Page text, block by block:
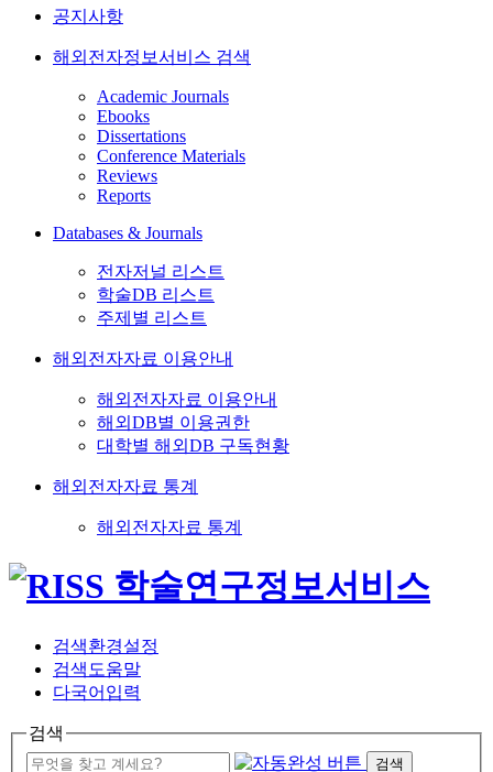
공지사항
해외전자정보서비스 검색
Academic Journals
Ebooks
Dissertations
Conference Materials
Reviews
Reports
Databases & Journals
전자저널 리스트
학술DB 리스트
주제별 리스트
해외전자자료 이용안내
해외전자자료 이용안내
해외DB별 이용권한
대학별 해외DB 구독현황
해외전자자료 통계
해외전자자료 통계
검색환경설정
검색도움말
다국어입력
검색
검색